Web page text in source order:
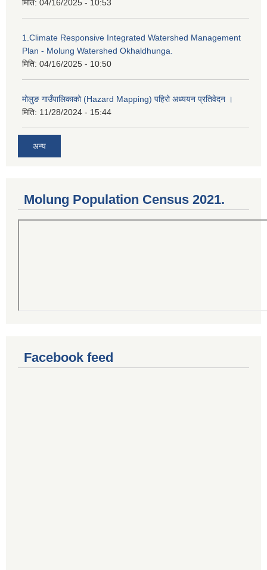
मिति: 04/16/2025 - 10:53
1.Climate Responsive Integrated Watershed Management
Plan - Molung Watershed Okhaldhunga.
मिति: 04/16/2025 - 10:50
मोलुङ गाउँपालिकाको (Hazard Mapping) पहिरो अध्ययन प्रतिवेदन ।
मिति: 11/28/2024 - 15:44
अन्य
Molung Population Census 2021.
Facebook feed